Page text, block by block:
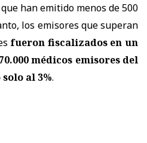
han emitido menos de 500
los emisores que superan
fueron fiscalizados en un
médicos emisores del
al 3%.